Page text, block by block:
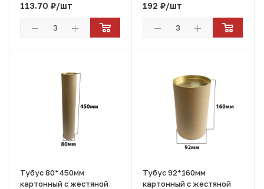
113.70 ₽/шт 192 ₽/шт
Тубус 80*450мм
картонный с жестяной
Тубус 92*160мм
картонный с жестяной